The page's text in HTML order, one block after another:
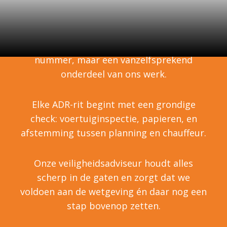
nummer, maar een vanzelfsprekend
onderdeel van ons werk.
Elke ADR-rit begint met een grondige
check: voertuiginspectie, papieren, en
afstemming tussen planning en chauffeur.
Onze veiligheidsadviseur houdt alles
scherp in de gaten en zorgt dat we
voldoen aan de wetgeving én daar nog een
stap bovenop zetten.